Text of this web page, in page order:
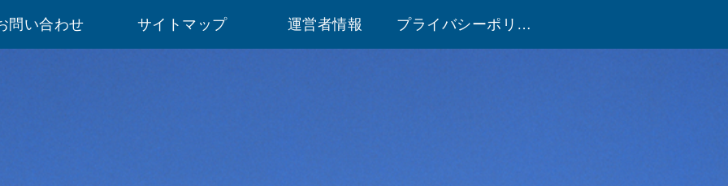
問い合わせ サイトマップ 運営者情報 プライバシーポリシー